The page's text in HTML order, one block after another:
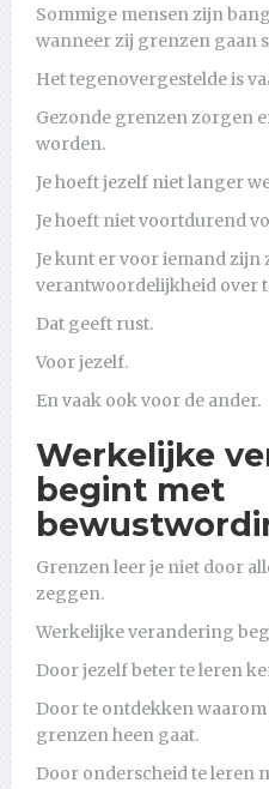
Sommige mensen zijn
wanneer zij grenzen gaan
Het tegenovergestelde is
Gezonde grenzen zorgen
worden.
Je hoeft jezelf niet langer
Je hoeft niet voortdurend
Je kunt er voor iemand zijn
verantwoordelijkheid over
Dat geeft rust.
Voor jezelf.
En vaak ook voor de ander.
Werkelijke
begint met
Grenzen leer je niet door
zeggen.
Werkelijke verandering
Door jezelf beter te leren
Door te ontdekken waarom
grenzen heen gaat.
Door onderscheid te leren